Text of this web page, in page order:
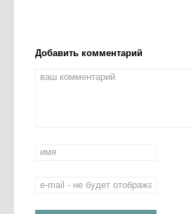
Добавить комментарий